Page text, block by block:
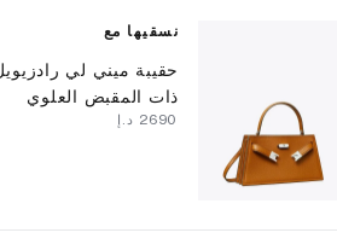
نسقيها مع
حقيبة ميني لي رادزيويل
ذات المقبض العلوي